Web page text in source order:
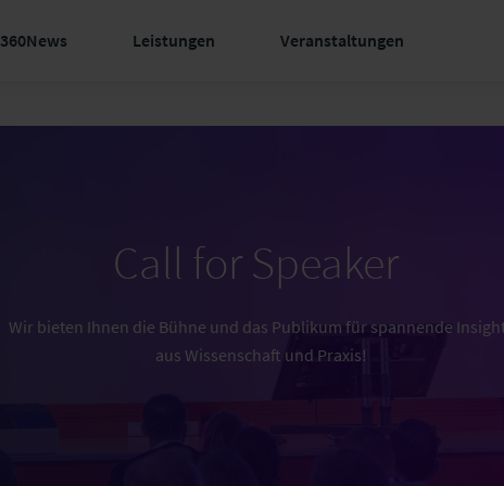
360News Leistungen Veranstaltungen
Call for Speaker
Wir bieten Ihnen die Bühne und das Publikum für spannende
aus Wissenschaft und Praxis!